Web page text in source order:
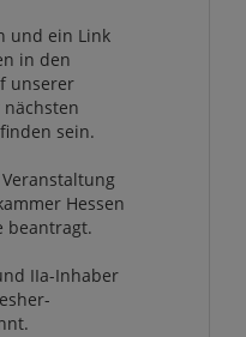
und ein Link
in den
unserer
sein.
Hessen
beantragt.
IIa-Inhaber